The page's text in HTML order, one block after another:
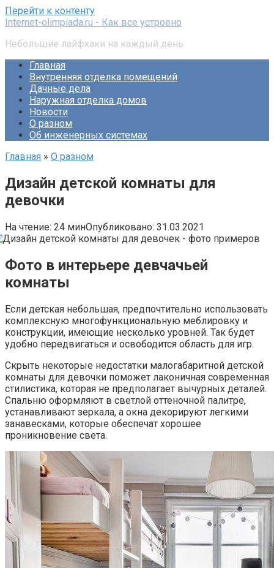
Перейти к контенту
Internet-olimpiada.ru - Как все устроено
Небольшие лайфхаки на каждый день
Главная
Внутренняя отделка помещений
Дачные дела
Наружная отделка домов
Новости
О разном
Об инженерных системах
Главная » О разном
Дизайн детской комнаты для
девочки
На чтение: 24 минОпубликовано: 31.03.2021
Фото в интерьере девчачьей
комнаты
Если детская небольшая, предпочтительно использовать
комплексную многофункциональную меблировку и
конструкции, имеющие несколько уровней. Так будет
удобно передвигаться и освободится область для игр.
Скрыть некоторые недостатки малогабаритной детской
комнаты для девочки поможет лаконичная современная
стилистика, которая не предполагает вычурных деталей.
Спальню оформляют в светлой оттеночной палитре,
устанавливают зеркала, а окна декорируют легкими
занавесками, которые обеспечат хорошее
проникновение света.